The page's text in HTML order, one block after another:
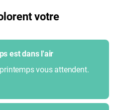
votre
est dans l'air
vous attendent.